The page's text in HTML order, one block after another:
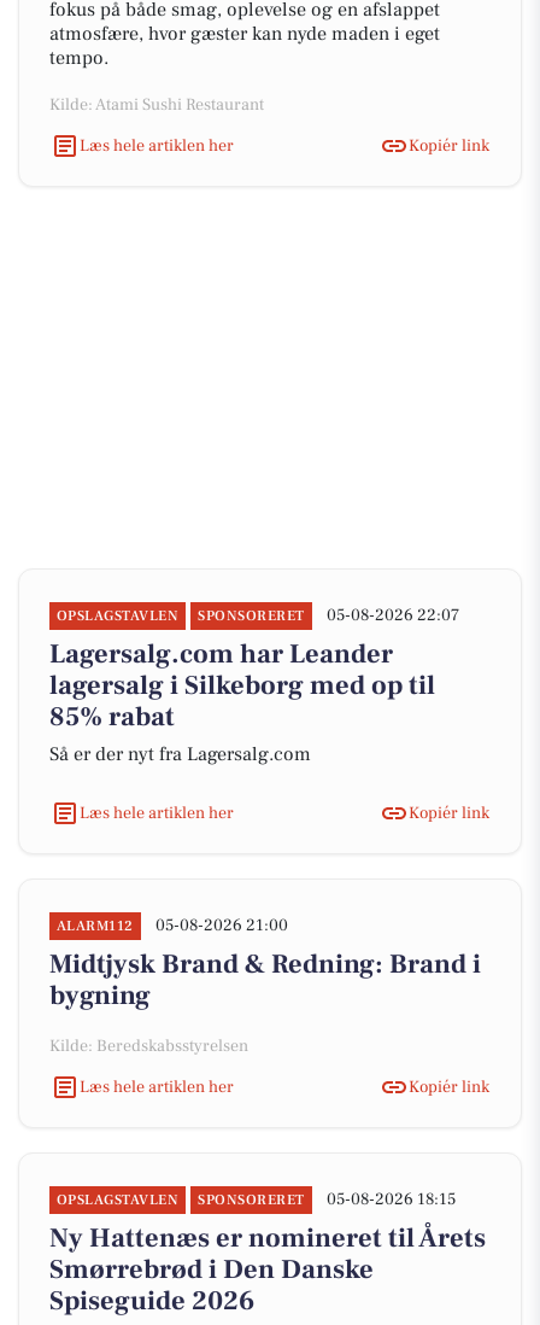
fokus på både smag, oplevelse og en afslappet
atmosfære, hvor gæster kan nyde maden i eget
tempo.
Kilde: Atami Sushi Restaurant
Læs hele artiklen her
Kopiér link
OPSLAGSTAVLEN SPONSORERET 05-08-2026 22:07
Lagersalg.com har Leander
lagersalg i Silkeborg med op til
85% rabat
Så er der nyt fra Lagersalg.com
Læs hele artiklen her Kopiér link
ALARM112 05-08-2026 21:00
Midtjysk Brand & Redning: Brand i
bygning
Kilde: Beredskabsstyrelsen
Læs hele artiklen her
Kopiér link
OPSLAGSTAVLEN SPONSORERET 05-08-2026 18:15
Ny Hattenæs er nomineret til Årets
Smørrebrød i Den Danske
Spiseguide 2026